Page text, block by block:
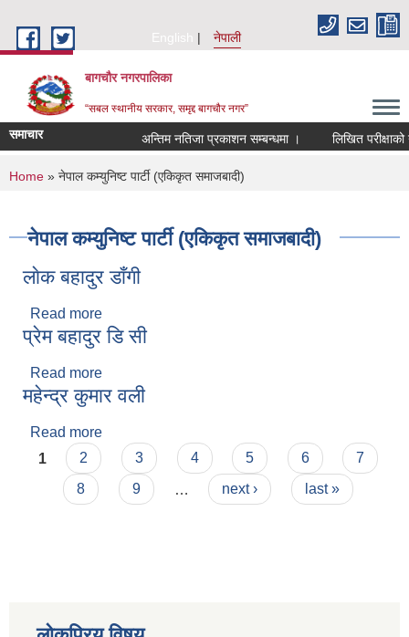
English
नेपाली
बागचौर नगरपालिका
“सबल स्थानीय सरकार, समृद्द बागचौर नगर”
समाचार अन्तिम नतिजा प्रकाशन सम्बन्धमा । लिखित परीक्षाको
You are here
Home » नेपाल कम्युनिष्ट पार्टी (एकिकृत समाजबादी)
नेपाल कम्युनिष्ट पार्टी (एकिकृत समाजबादी)
लाेक बहादुर डाँगी
Read more
प्रेम बहादुर डि सी
Read more
महेन्द्र कुमार वली
Read more
Pages
1 2 3 4 5 6
7
8
9 next › last »